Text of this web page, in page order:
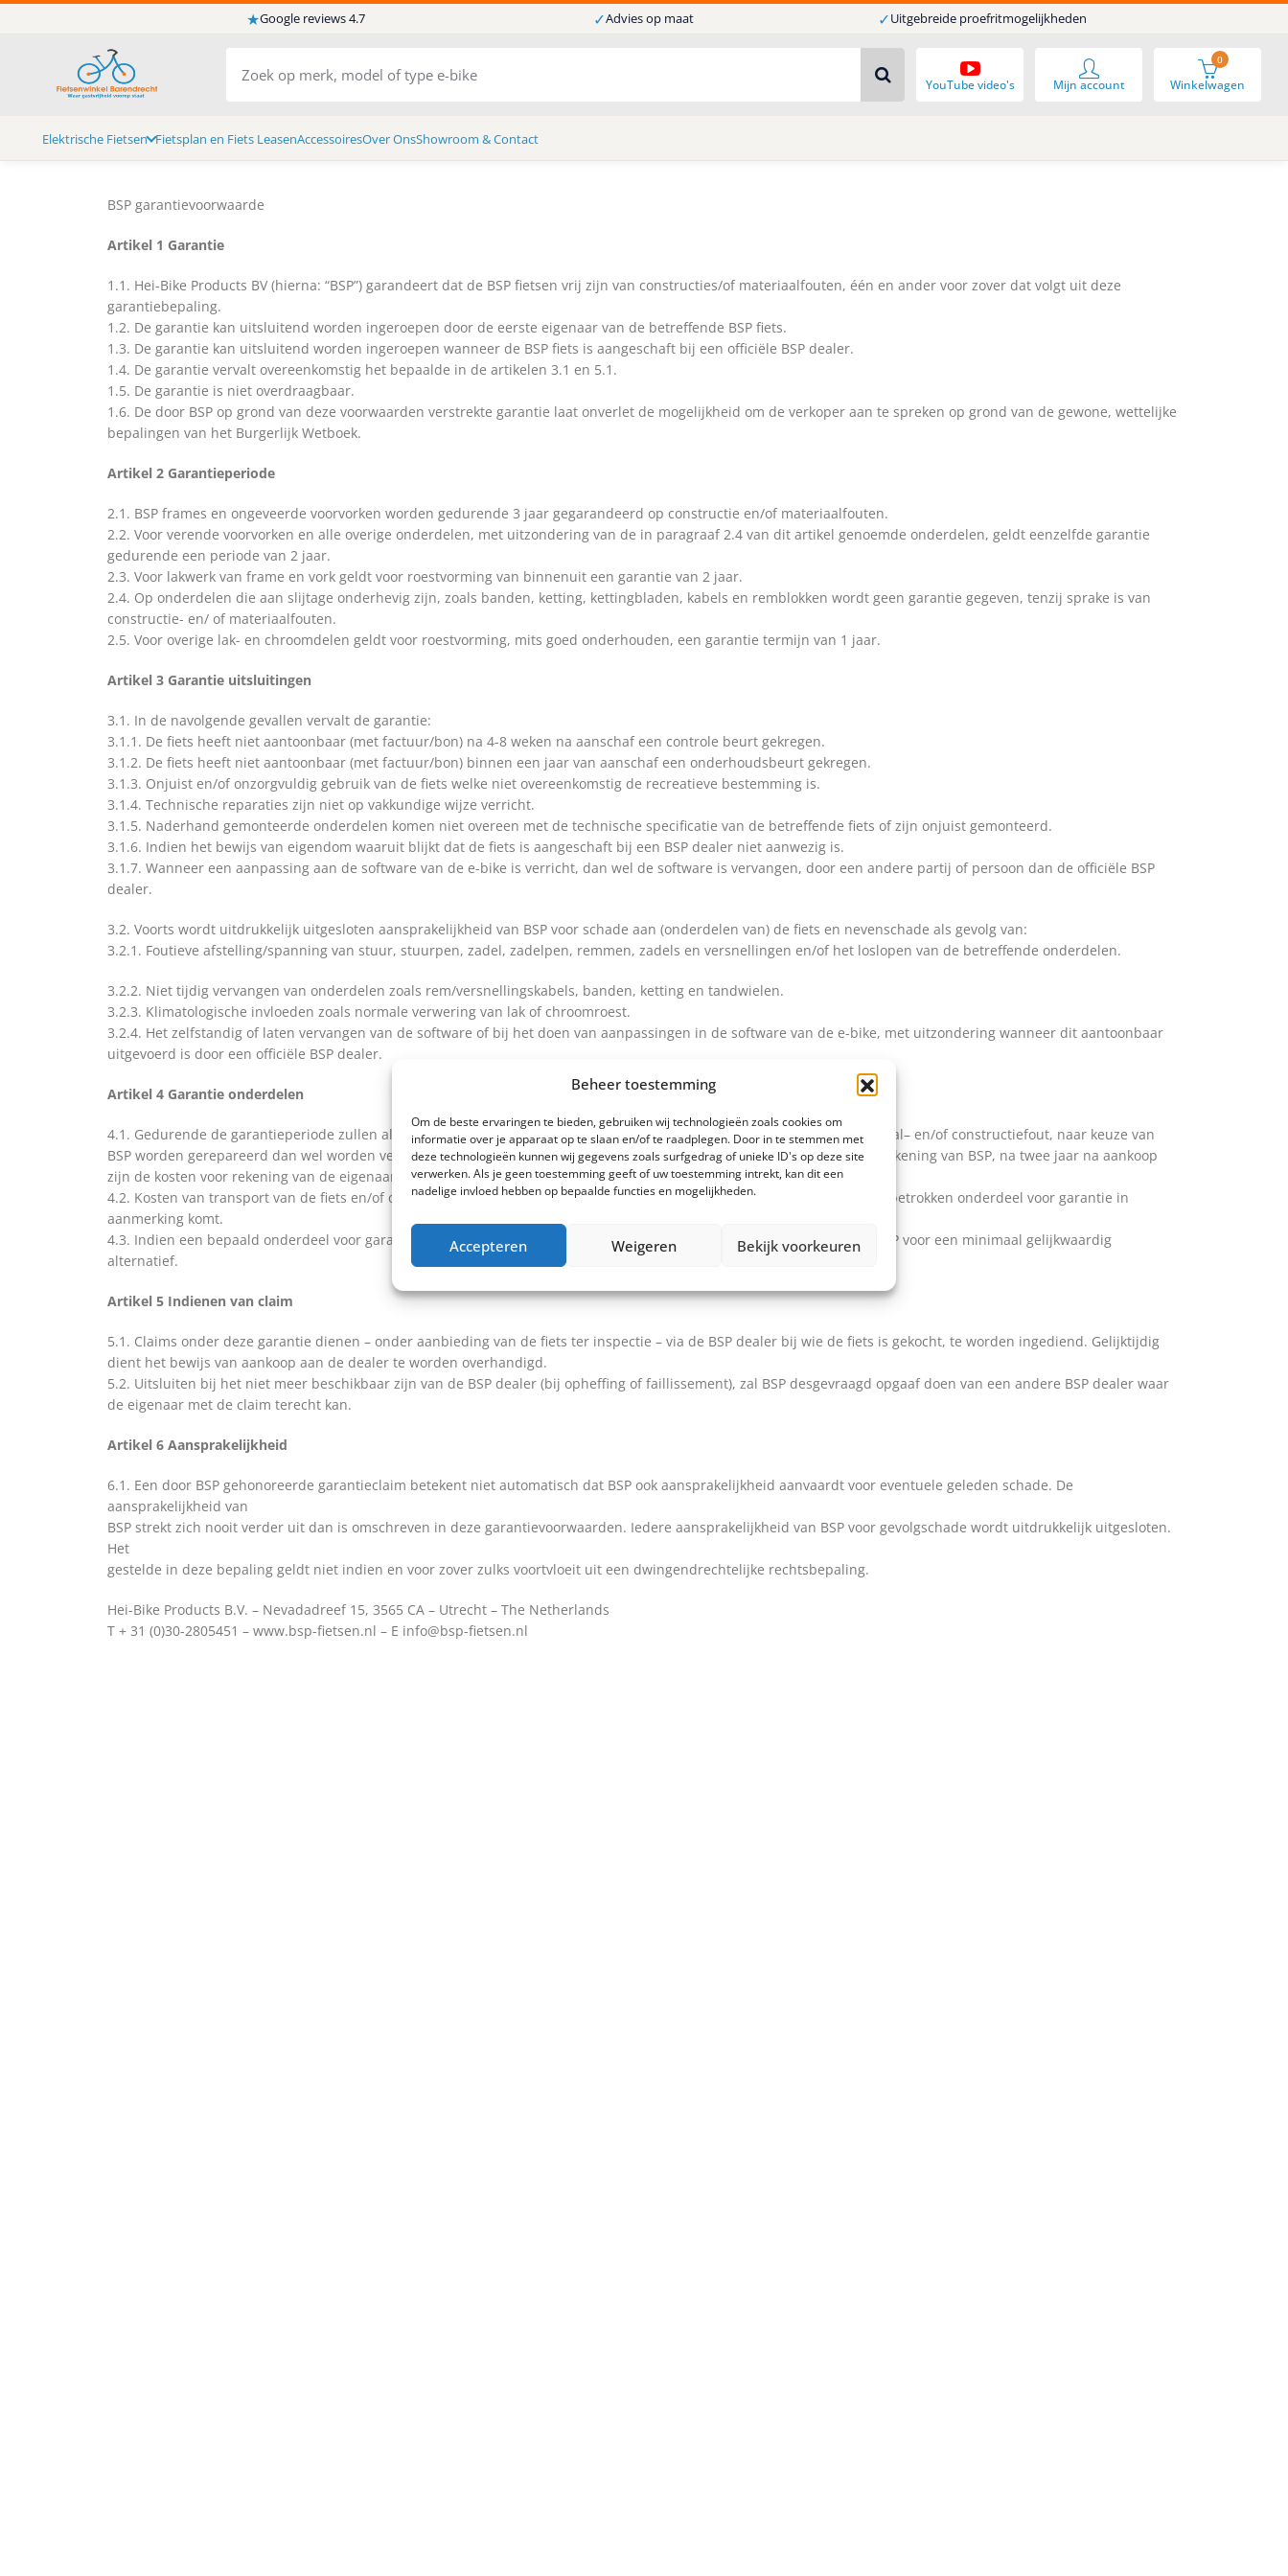
Beheer toestemming
Om de beste ervaringen te bieden, gebruiken wij technologieën zoals cookies om
informatie over je apparaat op te slaan en/of te raadplegen. Door in te stemmen met
deze technologieën kunnen wij gegevens zoals surfgedrag of unieke ID's op deze site
verwerken. Als je geen toestemming geeft of uw toestemming intrekt, kan dit een
nadelige invloed hebben op bepaalde functies en mogelijkheden.
Accepteren Weigeren Bekijk voorkeuren
★Google reviews 4.7 ✓Advies op maat ✓Uitgebreide proefritmogelijkheden
Elektrische Fietsen Fietsplan en Fiets LeasenAccessoiresOver OnsShowroom & Contact
YouTube video's Winkelwagen
0
Mijn account
BSP garantievoorwaarde
Artikel 1 Garantie
1.1. Hei-Bike Products BV (hierna: “BSP”) garandeert dat de BSP fietsen vrij zijn van constructies/of materiaalfouten, één en ander voor zover dat volgt uit deze
garantiebepaling.
1.2. De garantie kan uitsluitend worden ingeroepen door de eerste eigenaar van de betreffende BSP fiets.
1.3. De garantie kan uitsluitend worden ingeroepen wanneer de BSP fiets is aangeschaft bij een officiële BSP dealer.
1.4. De garantie vervalt overeenkomstig het bepaalde in de artikelen 3.1 en 5.1.
1.5. De garantie is niet overdraagbaar.
1.6. De door BSP op grond van deze voorwaarden verstrekte garantie laat onverlet de mogelijkheid om de verkoper aan te spreken op grond van de gewone, wettelijke
bepalingen van het Burgerlijk Wetboek.
Artikel 2 Garantieperiode
2.1. BSP frames en ongeveerde voorvorken worden gedurende 3 jaar gegarandeerd op constructie en/of materiaalfouten.
2.2. Voor verende voorvorken en alle overige onderdelen, met uitzondering van de in paragraaf 2.4 van dit artikel genoemde onderdelen, geldt eenzelfde garantie
gedurende een periode van 2 jaar.
2.3. Voor lakwerk van frame en vork geldt voor roestvorming van binnenuit een garantie van 2 jaar.
2.4. Op onderdelen die aan slijtage onderhevig zijn, zoals banden, ketting, kettingbladen, kabels en remblokken wordt geen garantie gegeven, tenzij sprake is van
constructie- en/ of materiaalfouten.
2.5. Voor overige lak- en chroomdelen geldt voor roestvorming, mits goed onderhouden, een garantie termijn van 1 jaar.
Artikel 3 Garantie uitsluitingen
3.1. In de navolgende gevallen vervalt de garantie:
3.1.1. De fiets heeft niet aantoonbaar (met factuur/bon) na 4-8 weken na aanschaf een controle beurt gekregen.
3.1.2. De fiets heeft niet aantoonbaar (met factuur/bon) binnen een jaar van aanschaf een onderhoudsbeurt gekregen.
3.1.3. Onjuist en/of onzorgvuldig gebruik van de fiets welke niet overeenkomstig de recreatieve bestemming is.
3.1.4. Technische reparaties zijn niet op vakkundige wijze verricht.
3.1.5. Naderhand gemonteerde onderdelen komen niet overeen met de technische specificatie van de betreffende fiets of zijn onjuist gemonteerd.
3.1.6. Indien het bewijs van eigendom waaruit blijkt dat de fiets is aangeschaft bij een BSP dealer niet aanwezig is.
3.1.7. Wanneer een aanpassing aan de software van de e-bike is verricht, dan wel de software is vervangen, door een andere partij of persoon dan de officiële BSP
dealer.
3.2. Voorts wordt uitdrukkelijk uitgesloten aansprakelijkheid van BSP voor schade aan (onderdelen van) de fiets en nevenschade als gevolg van:
3.2.1. Foutieve afstelling/spanning van stuur, stuurpen, zadel, zadelpen, remmen, zadels en versnellingen en/of het loslopen van de betreffende onderdelen.
3.2.2. Niet tijdig vervangen van onderdelen zoals rem/versnellingskabels, banden, ketting en tandwielen.
3.2.3. Klimatologische invloeden zoals normale verwering van lak of chroomroest.
3.2.4. Het zelfstandig of laten vervangen van de software of bij het doen van aanpassingen in de software van de e-bike, met uitzondering wanneer dit aantoonbaar
uitgevoerd is door een officiële BSP dealer.
Artikel 4 Garantie onderdelen
4.1. Gedurende de garantieperiode zullen alle onderdelen, waarvan door BSP is vastgesteld dat sprake is van een materiaal– en/of constructiefout, naar keuze van
BSP worden gerepareerd dan wel worden vervangen. Eventuele kosten van (de)montage zijn in de eerste twee jaar voor rekening van BSP, na twee jaar na aankoop
zijn de kosten voor rekening van de eigenaar.
4.2. Kosten van transport van de fiets en/of onderdelen van en naar BSP komen voor rekening van de eigenaar, tenzij het betrokken onderdeel voor garantie in
aanmerking komt.
4.3. Indien een bepaald onderdeel voor garantie in aanmerking komt en het origineel is niet meer leverbaar, dan zorgt BSP voor een minimaal gelijkwaardig
alternatief.
Artikel 5 Indienen van claim
5.1. Claims onder deze garantie dienen – onder aanbieding van de fiets ter inspectie – via de BSP dealer bij wie de fiets is gekocht, te worden ingediend. Gelijktijdig
dient het bewijs van aankoop aan de dealer te worden overhandigd.
5.2. Uitsluiten bij het niet meer beschikbaar zijn van de BSP dealer (bij opheffing of faillissement), zal BSP desgevraagd opgaaf doen van een andere BSP dealer waar
de eigenaar met de claim terecht kan.
Artikel 6 Aansprakelijkheid
6.1. Een door BSP gehonoreerde garantieclaim betekent niet automatisch dat BSP ook aansprakelijkheid aanvaardt voor eventuele geleden schade. De
aansprakelijkheid van
BSP strekt zich nooit verder uit dan is omschreven in deze garantievoorwaarden. Iedere aansprakelijkheid van BSP voor gevolgschade wordt uitdrukkelijk uitgesloten.
Het
gestelde in deze bepaling geldt niet indien en voor zover zulks voortvloeit uit een dwingendrechtelijke rechtsbepaling.
Hei-Bike Products B.V. – Nevadadreef 15, 3565 CA – Utrecht – The Netherlands
T + 31 (0)30-2805451 – www.bsp-fietsen.nl – E info@bsp-fietsen.nl